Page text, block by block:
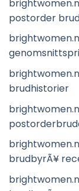
postorder
brudhistorier
brudbyrÃ¥